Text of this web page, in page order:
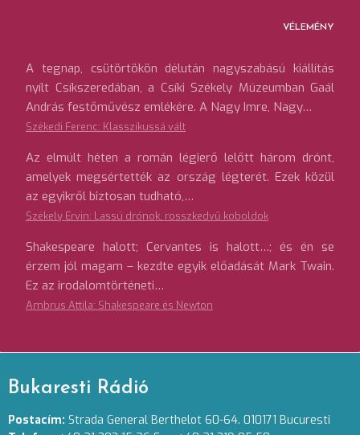
VÉLEMÉNY
A tegnap, csütörtökön délután nagyszabású kiállítás
nyílt Csíkszeredában, a Csíki Székely Múzeumban Gaál
András festőművész emlékére. A Nagy Imre, Nagy…
Székedi Ferenc: Klasszikussá vált
Az elmúlt héten a román légierő lelőtt három drónt,
amelyek megsértették az ország légterét. Ezek közül
az egyikről biztosan tudható,…
Székely Ervin: Lassú drónok, rosszkedvű koboldok
Shakespeare halott; Cervantes is halott…; és én se
érzem jól magam – kezdte egyik előadását Mark Twain.
Ez az irodalomtörténeti…
Ambrus Attila: Shakespeare és Newton
Bukaresti Rádió
Postacím: Strada General Berthelot 60-64. 010171 Bucuresti